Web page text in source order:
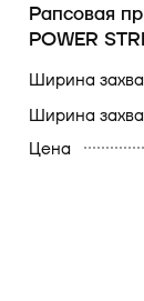
Рапсовая
POWER
Ширина
Ширина
Цена